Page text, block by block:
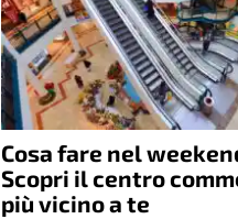
Cosa fare nel
Scopri il centro
più vicino a te